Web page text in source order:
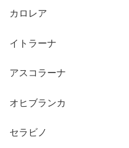
カロレア
イトラーナ
アスコラーナ
オヒブランカ
セラビノ